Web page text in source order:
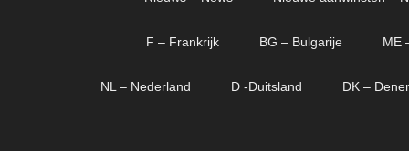
F – Frankrijk BG – Bulgarije ME
NL – Nederland D -Duitsland DK –